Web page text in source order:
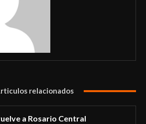
relacionados
a Rosario Central